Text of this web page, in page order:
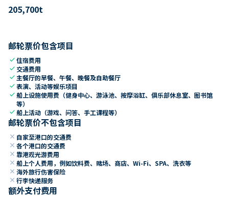
205,700t
邮轮票价包含项目
check住宿费用
check 交通费用
check 主餐厅的早餐、午餐、晚餐及自助餐厅
check表演、活动等娱乐项目
check船上设施使用费（健身中心、游泳池、按摩浴缸、俱乐部休息室、图书馆
等）
check船上活动（游戏、问答、手工课程等）
邮轮票价不包含项目
close 自家至港口的交通费
close 各个港口的交通费
close 靠港观光游费用
close 船上个人费用，例如饮料费、赌场、商店、Wi-Fi、SPA、洗衣等
close 海外旅行伤害保险
close 行李快递服务
额外支付费用